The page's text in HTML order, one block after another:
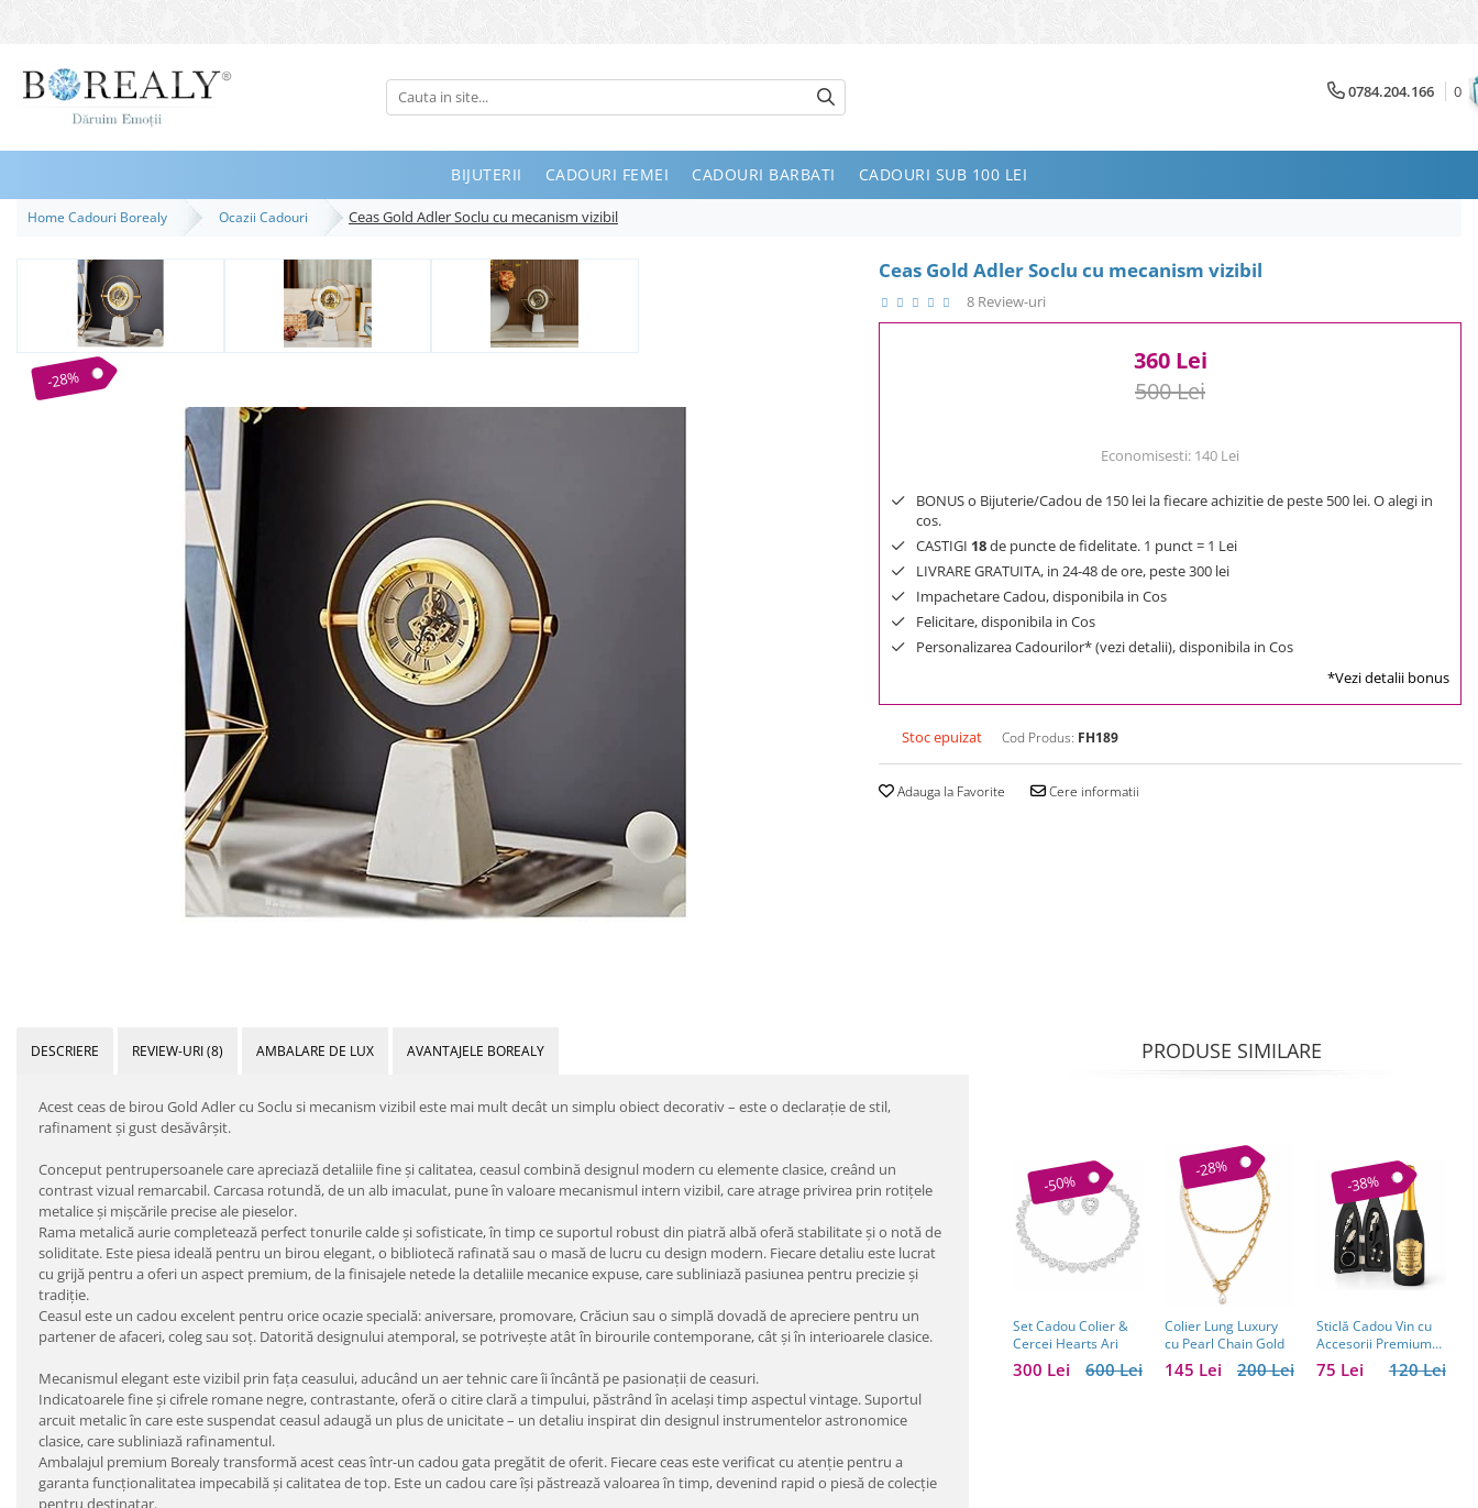
Bijuterii
Inele
Bratari
Destinatari
0784.204.166 0
BIJUTERII CADOURI FEMEI CADOURI BARBATI CADOURI SUB 100 LEI
Home Cadouri Borealy Ocazii Cadouri Ceas Gold Adler Soclu cu mecanism vizibil
Ceas Gold Adler Soclu cu mecanism vizibil
8 Review-uri
-28%
360 Lei
500 Lei
Economisesti: 140 Lei
BONUS o Bijuterie/Cadou de 150 lei la fiecare achizitie de peste 500 lei. O alegi in
cos.
CASTIGI 18de puncte de fidelitate. 1 punct = 1 Lei
LIVRARE GRATUITA, in 24-48 de ore, peste 300 lei
Impachetare Cadou, disponibila in Cos
Felicitare, disponibila in Cos
Personalizarea Cadourilor* (vezi detalii), disponibila in Cos
*Vezi detalii bonus
Stoc epuizat Cod Produs: FH189
Adauga la Favorite Cere informatii
DESCRIERE REVIEW-URI(8) AMBALARE DE LUX AVANTAJELE BOREALY
Acest ceas de birou Gold Adler cu Soclu si mecanism vizibil este mai mult decât un simplu obiect decorativ – este o declarație de stil,
rafinament și gust desăvârșit.
Conceput pentrupersoanele care apreciază detaliile fine și calitatea, ceasul combină designul modern cu elemente clasice, creând un
contrast vizual remarcabil. Carcasa rotundă, de un alb imaculat, pune în valoare mecanismul intern vizibil, care atrage privirea prin rotițele
metalice și mișcările precise ale pieselor.
Rama metalică aurie completează perfect tonurile calde și sofisticate, în timp ce suportul robust din piatră albă oferă stabilitate și o notă de
soliditate. Este piesa ideală pentru un birou elegant, o bibliotecă rafinată sau o masă de lucru cu design modern. Fiecare detaliu este lucrat
cu grijă pentru a oferi un aspect premium, de la finisajele netede la detaliile mecanice expuse, care subliniază pasiunea pentru precizie și
tradiție.
Ceasul este un cadou excelent pentru orice ocazie specială: aniversare, promovare, Crăciun sau o simplă dovadă de apreciere pentru un
partener de afaceri, coleg sau soț. Datorită designului atemporal, se potrivește atât în birourile contemporane, cât și în interioarele clasice.
Mecanismul elegant este vizibil prin fața ceasului, aducând un aer tehnic care îi încântă pe pasionații de ceasuri.
Indicatoarele fine și cifrele romane negre, contrastante, oferă o citire clară a timpului, păstrând în același timp aspectul vintage. Suportul
arcuit metalic în care este suspendat ceasul adaugă un plus de unicitate – un detaliu inspirat din designul instrumentelor astronomice
clasice, care subliniază rafinamentul.
Ambalajul premium Borealy transformă acest ceas într-un cadou gata pregătit de oferit. Fiecare ceas este verificat cu atenție pentru a
garanta funcționalitatea impecabilă și calitatea de top. Este un cadou care își păstrează valoarea în timp, devenind rapid o piesă de colecție
pentru destinatar.
PRODUSE SIMILARE
-50%
Set Cadou Colier &
Cercei Hearts Ari
600 Lei
300 Lei
-28%
Colier Lung Luxury
cu Pearl Chain Gold
200 Lei
145 Lei
-38%
Sticlă Cadou Vin cu
Accesorii Premium
Personalizată – Set
Elegant pentru120 Lei
75 Lei